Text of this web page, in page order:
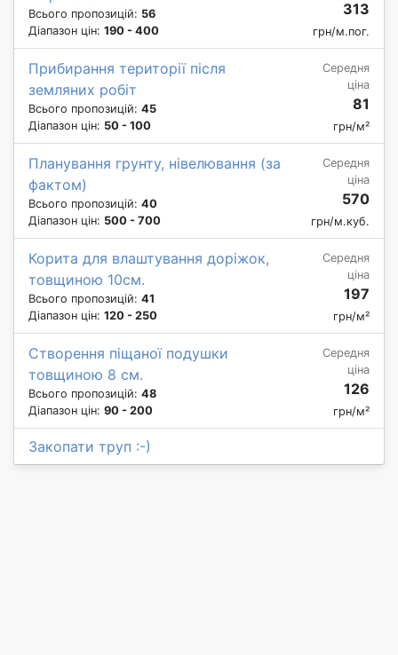
Всього пропозицій: 56
Діапазон цін: 190 - 400
313
грн/м.пог.
Прибирання території після
земляних робіт
Всього пропозицій: 45
Діапазон цін: 50 - 100
Середня
ціна
81
грн/м²
Планування грунту, нівелювання (за
фактом)
Всього пропозицій: 40
Діапазон цін: 500 - 700
Середня
ціна
570
грн/м.куб.
Корита для влаштування доріжок,
товщиною 10см.
Всього пропозицій: 41
Діапазон цін: 120 - 250
Середня
ціна
197
грн/м²
Створення піщаної подушки
товщиною 8 см.
Всього пропозицій: 48
Діапазон цін: 90 - 200
Середня
ціна
126
грн/м²
Закопати труп :-)